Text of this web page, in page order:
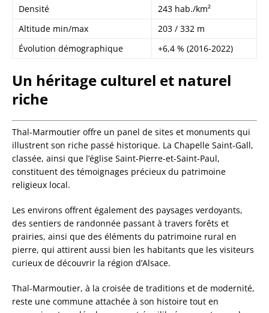
Densité
243 hab./km²
Altitude min/max
203 / 332 m
Évolution démographique
+6,4 % (2016-2022)
Un héritage culturel et naturel
riche
Thal-Marmoutier offre un panel de sites et monuments qui
illustrent son riche passé historique. La Chapelle Saint-Gall,
classée, ainsi que l’église Saint-Pierre-et-Saint-Paul,
constituent des témoignages précieux du patrimoine
religieux local.
Les environs offrent également des paysages verdoyants,
des sentiers de randonnée passant à travers forêts et
prairies, ainsi que des éléments du patrimoine rural en
pierre, qui attirent aussi bien les habitants que les visiteurs
curieux de découvrir la région d’Alsace.
Thal-Marmoutier, à la croisée de traditions et de modernité,
reste une commune attachée à son histoire tout en